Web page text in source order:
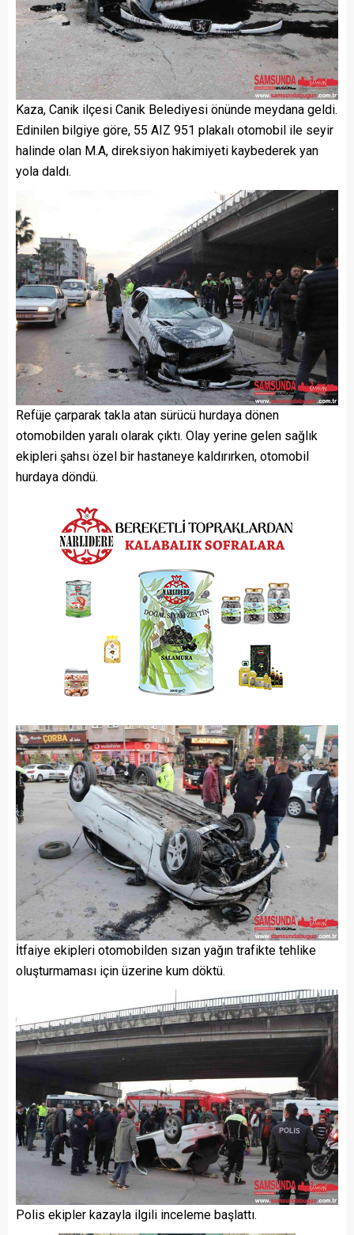
Kaza, Canik ilçesi Canik Belediyesi önünde meydana geldi.
Edinilen bilgiye göre, 55 AIZ 951 plakalı otomobil ile seyir
halinde olan M.A, direksiyon hakimiyeti kaybederek yan
yola daldı.
Refüje çarparak takla atan sürücü hurdaya dönen
otomobilden yaralı olarak çıktı. Olay yerine gelen sağlık
ekipleri şahsı özel bir hastaneye kaldırırken, otomobil
hurdaya döndü.
İtfaiye ekipleri otomobilden sızan yağın trafikte tehlike
oluşturmaması için üzerine kum döktü.
Polis ekipler kazayla ilgili inceleme başlattı.